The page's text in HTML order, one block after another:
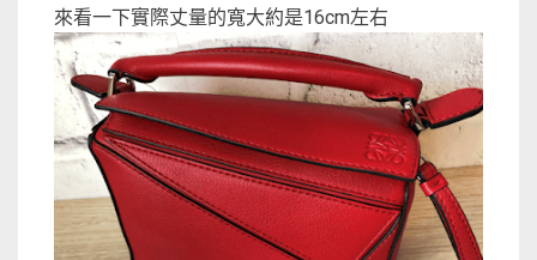
來看一下實際丈量的寬大約是16cm左右